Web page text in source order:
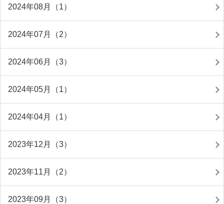
2024年08月（1）
2024年07月（2）
2024年06月（3）
2024年05月（1）
2024年04月（1）
2023年12月（3）
2023年11月（2）
2023年09月（3）